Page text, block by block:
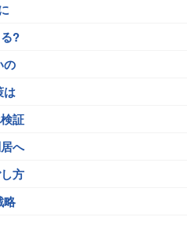
?
の
は
証
へ
方
略